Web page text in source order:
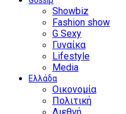
Showbiz
Fashion show
G Sexy
Γυναίκα
Lifestyle
Media
Ελλάδα
Οικονομία
Πολιτική